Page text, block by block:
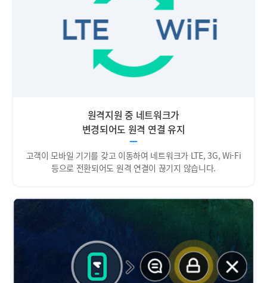
원격지원 중 네트워크가
변경되어도 원격 연결 유지
고객이 모바일 기기를 갖고 이동하여 네트워크가 LTE, 3G, Wi-Fi
등으로 전환되어도 원격 연결이 끊기지 않습니다.